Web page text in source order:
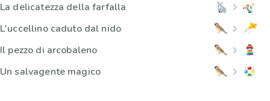
La delicatezza della farfalla
L'uccellino caduto dal nido
Il pezzo di arcobaleno
Un salvagente magico